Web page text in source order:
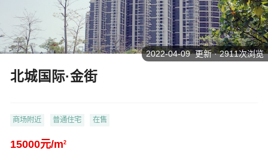
北城国际·金街
商场附近 普通住宅 在售
15000元/m2
2022-04-09 更新 · 2911次浏览